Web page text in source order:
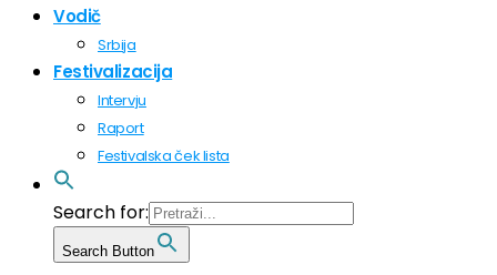
Vodič
Srbija
Festivalizacija
Intervju
Raport
Festivalska ček lista
Search for:
Search Button